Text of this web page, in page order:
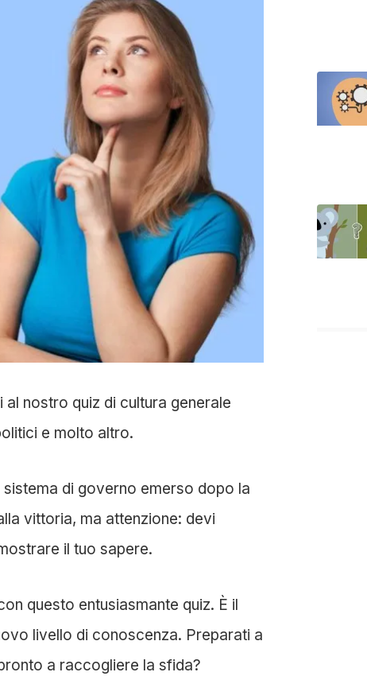
nostro quiz di cultura generale
e molto altro.
di governo emerso dopo la
vittoria, ma attenzione: devi
il tuo sapere.
questo entusiasmante quiz. È il
livello di conoscenza. Preparati a
a raccogliere la sfida?